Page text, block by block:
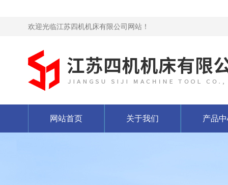
欢迎光临江苏四机机床有限公司网站！
网站首页 关于我们 产品